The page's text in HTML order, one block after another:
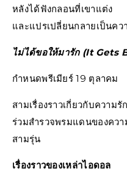
หลังได้ฟังกลอนที่เขาแต่ง
และแปรเปลี่ยนกลายเป็นค
ไม่ได้ขอให้มารัก (It Gets
กำหนดพรีเมียร์ 19 ตุลาคม
สามเรื่องราวเกี่ยวกับความ
ร่วมสำรวจพรมแดนของค
สามรุ่น
เรื่องราวของเหล่าไอดอล